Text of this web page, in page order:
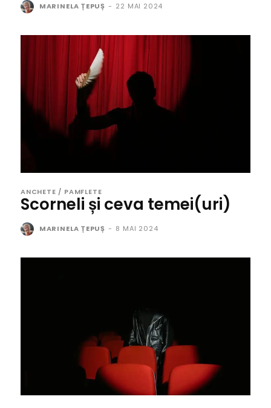
MARINELA ȚEPUȘ - 22 MAI 2024
ANCHETE / PAMFLETE
Scorneli și ceva temei(uri)
MARINELA ȚEPUȘ - 8 MAI 2024